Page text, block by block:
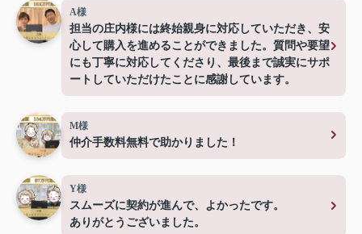
A様
担当の庄内様には終始親身に対応していただき、安
心して購入を進めることができました。質問や要望
にも丁寧に対応してくださり、最後まで誠実にサポ
ートしていただけたことに感謝しています。
M様
仲介手数料無料で助かりました！
Y様
スムーズに契約が進んで、よかったです。
ありがとうございました。